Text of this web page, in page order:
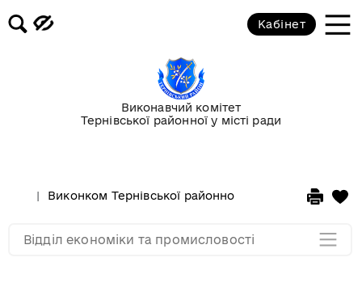
Виконавчий комітет
Тернівської районної у місті ради
Кабінет
Виконком Тернівської районної у місті ради
Відділ економіки та промисловості
Завідувач відділу економіки та
промисловості
Основні завдання та функції